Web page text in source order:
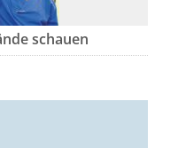
schauen